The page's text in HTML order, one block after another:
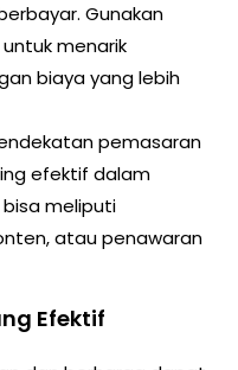
Gunakan
menarik
biaya yang lebih
pemasaran
efektif dalam
meliputi
atau penawaran
Efektif